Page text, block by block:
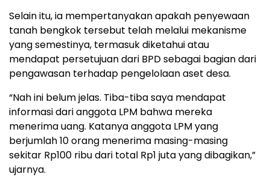
Selain itu, ia mempertanyakan apakah penyewaan
tanah bengkok tersebut telah melalui mekanisme
yang semestinya, termasuk diketahui atau
mendapat persetujuan dari BPD sebagai bagian dari
pengawasan terhadap pengelolaan aset desa.
“Nah ini belum jelas. Tiba-tiba saya mendapat
informasi dari anggota LPM bahwa mereka
menerima uang. Katanya anggota LPM yang
berjumlah 10 orang menerima masing-masing
sekitar Rp100 ribu dari total Rp1 juta yang dibagikan,”
ujarnya.